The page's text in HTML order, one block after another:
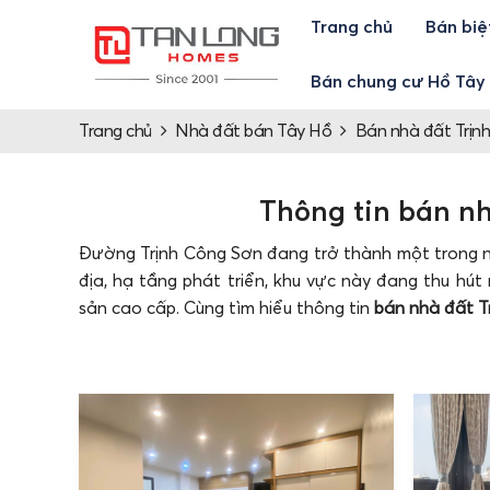
Trang chủ Bán
Bán chung cư Hồ Tây
Trang chủ Nhà đất bán Tây Hồ Bán nhà đất
Thông tin bán
Đường Trịnh Công Sơn đang trở thành một trong
địa, hạ tầng phát triển, khu vực này đang thu
sản cao cấp. Cùng tìm hiểu thông tin bán nhà đất
Thông tin chi tiết bán nhà đất
Lạc Long Quân. Con đường này có vị trí vô cùng
Tây, khu đô thị Nhật Tân,... Đây là khu vực có hạ
Được mệnh danh là con đường lãng mạn và đẹp